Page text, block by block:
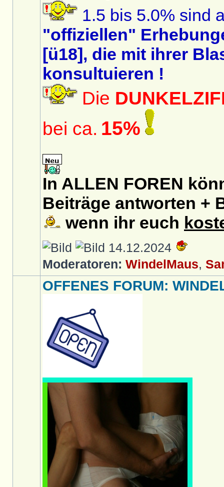
1.5 bis 5.0% sind
"offiziellen"
[ü18], die mit ihrer
konsultuieren !
Die
bei ca. 15%
In ALLEN FOREN
Beiträge antworten +
wenn ihr euch
14.12.2024
Moderatoren: WindelMaus,
OFFENES FORUM: